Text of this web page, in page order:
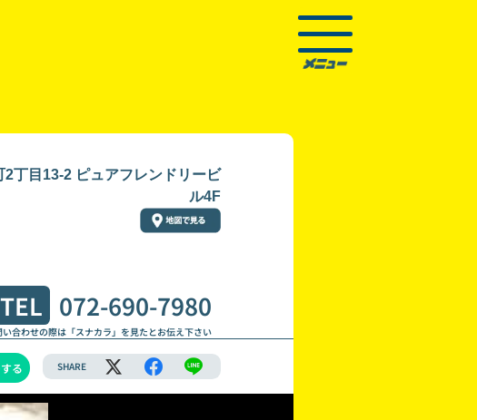
2丁目13-2 ピュアフレンドリービ
ル4F
TEL 072-690-7980
い合わせの際は「スナカラ」を見たとお伝え下さい
る SHARE